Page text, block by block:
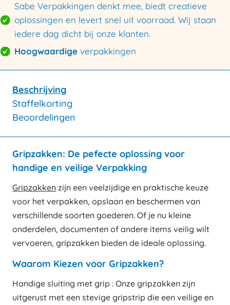
Sabe Verpakkingen denkt mee, biedt creatieve
oplossingen en levert snel uit voorraad. Wij staan
iedere dag dicht bij onze klanten.
Hoogwaardige verpakkingen
Beschrijving
Staffelkorting
Beoordelingen
Gripzakken: De pefecte oplossing voor
handige en veilige Verpakking
Gripzakken zijn een veelzijdige en praktische keuze
voor het verpakken, opslaan en beschermen van
verschillende soorten goederen. Of je nu kleine
onderdelen, documenten of andere items veilig wilt
vervoeren, gripzakken bieden de ideale oplossing.
Waarom Kiezen voor Gripzakken?
Handige sluiting met grip : Onze gripzakken zijn
uitgerust met een stevige gripstrip die een veilige en